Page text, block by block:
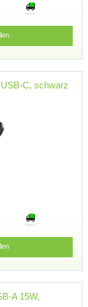
C, schwarz
A 15W,